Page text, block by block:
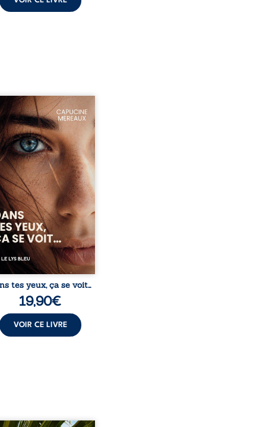
ans, Violette peine à
sa place dans la
Entre timidité,
et peur du
elle avance avec le
d’être différente,
comprendre pleinement
l’habite. Sa rencontre
Louise bouleverse ses
et fait naître en elle
émotions longtemps
Des années plus
alors qu’elle s’apprête à ...
tes yeux, ça se voit…
19,90€
VOIR CE LIVRE